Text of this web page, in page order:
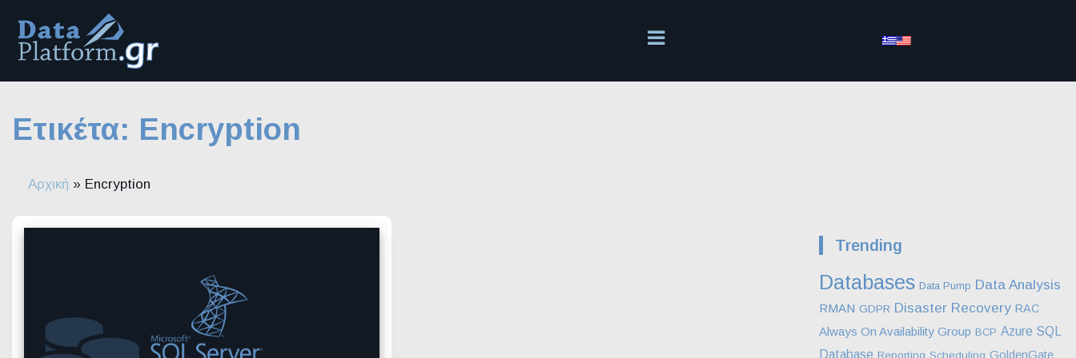
στο
περιεχόμενο
Ετικέτα: Encryption
Αρχική » Encryption
Trending
Databases Data Pump Data Analysis
RMAN GDPR Disaster Recovery RAC
Always On Availability Group BCP Azure SQL
Database Reporting Scheduling GoldenGate